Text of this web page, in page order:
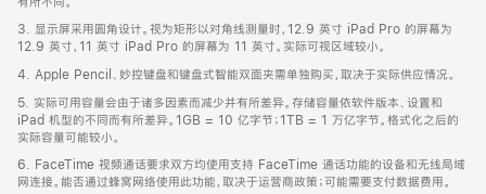
3. 显示屏采用圆角设计。视为矩形以对角线测量时，12.9 英寸 iPad Pro 的屏幕为
12.9 英寸，11 英寸 iPad Pro 的屏幕为 11 英寸。实际可视区域较小。
4. Apple Pencil、妙控键盘和键盘式智能双面夹需单独购买，取决于实际供应情况。
5. 实际可用容量会由于诸多因素而减少并有所差异。存储容量依软件版本、设置和
iPad 机型的不同而有所差异。1GB = 10 亿字节；1TB = 1 万亿字节。格式化之后的
实际容量可能较小。
6. FaceTime 视频通话要求双方均使用支持 FaceTime 通话功能的设备和无线局域
网连接。能否通过蜂窝网络使用此功能，取决于运营商政策；可能需要支付数据费用。